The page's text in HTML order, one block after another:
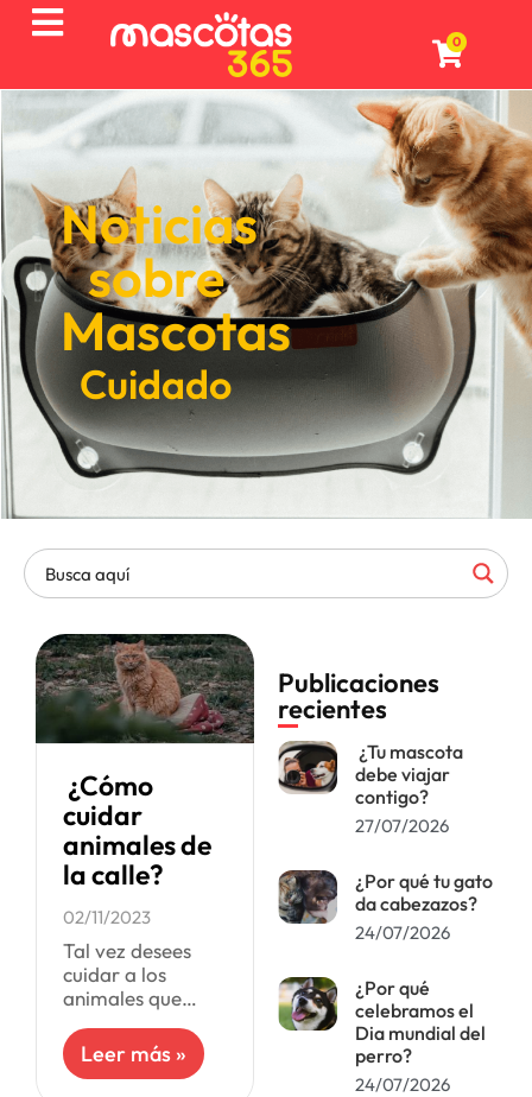
0
Noticias
sobre
Mascotas
Cuidado
¿Cómo
cuidar
animales de
la calle?
02/11/2023
Tal vez desees
cuidar a los
animales que
calle, pero no
tienes la
Leer más »
Publicaciones
recientes
¿Tu mascota
debe viajar
contigo?
27/07/2026
¿Por qué tu gato
da cabezazos?
24/07/2026
¿Por qué
celebramos el
Dia mundial del
perro?
24/07/2026